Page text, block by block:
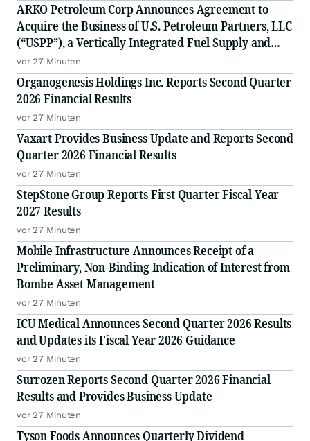
ARKO Petroleum Corp Announces Agreement to
Acquire the Business of U.S. Petroleum Partners, LLC
(“USPP”), a Vertically Integrated Fuel Supply and
Distribution Platform Expected to Increase Annual
Wholesale Fuel Volumes by Approximately 280
Million Gallons
vor 27 Minuten
Organogenesis Holdings Inc. Reports Second Quarter
2026 Financial Results
vor 27 Minuten
Vaxart Provides Business Update and Reports Second
Quarter 2026 Financial Results
vor 27 Minuten
StepStone Group Reports First Quarter Fiscal Year
2027 Results
vor 27 Minuten
Mobile Infrastructure Announces Receipt of a
Preliminary, Non-Binding Indication of Interest from
Bombe Asset Management
vor 27 Minuten
ICU Medical Announces Second Quarter 2026 Results
and Updates its Fiscal Year 2026 Guidance
vor 27 Minuten
Surrozen Reports Second Quarter 2026 Financial
Results and Provides Business Update
vor 27 Minuten
Tyson Foods Announces Quarterly Dividend